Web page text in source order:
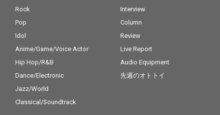
Rock
Pop
Idol
Anime/Game/Voice Actor
Hip Hop/R&B
Dance/Electronic
Jazz/World
Classical/Soundtrack
Interview
Column
Review
Live Report
Audio Equipment
先週のオトトイ